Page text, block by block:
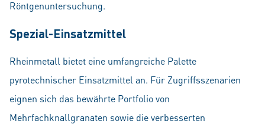
Röntgenuntersuchung.
Spezial-Einsatzmittel
Rheinmetall bietet eine umfangreiche Palette
pyrotechnischer Einsatzmittel an. Für Zugriffsszenarien
eignen sich das bewährte Portfolio von
Mehrfachknallgranaten sowie die verbesserten